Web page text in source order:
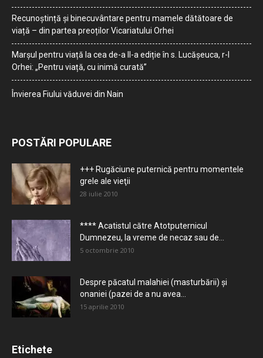
Recunoștință și binecuvântare pentru mamele dătătoare de
viață – din partea preoților Vicariatului Orhei
Marșul pentru viață la cea de-a II-a ediție în s. Lucășeuca, r-l
Orhei: „Pentru viață, cu inimă curată”
Învierea Fiului văduvei din Nain
POSTĂRI POPULARE
+++ Rugăciune puternică pentru momentele
grele ale vieţii
28 iulie 2010
**** Acatistul către Atotputernicul
Dumnezeu, la vreme de necaz sau de...
5 octombrie 2010
Despre păcatul malahiei (masturbării) şi
onaniei (pazei de a nu avea...
15 aprilie 2010
Etichete